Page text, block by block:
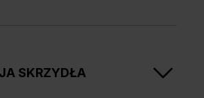
SKRZYDŁA